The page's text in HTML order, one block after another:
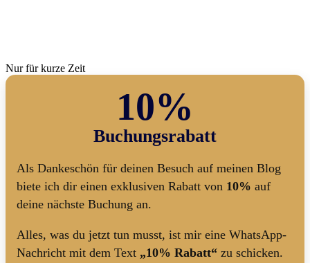
Nur für kurze Zeit
10%
Buchungsrabatt
Als Dankeschön für deinen Besuch auf meinen Blog
biete ich dir einen exklusiven Rabatt von 10% auf
deine nächste Buchung an.
Alles, was du jetzt tun musst, ist mir eine WhatsApp-
Nachricht mit dem Text „10% Rabatt“ zu schicken.